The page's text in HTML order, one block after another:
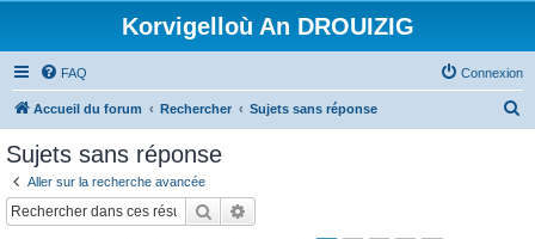
Korvigelloù An DROUIZIG
FAQ Connexion
Accueil du forum Rechercher Sujets sans réponse
Sujets sans réponse
Aller sur la recherche avancée
Rechercher